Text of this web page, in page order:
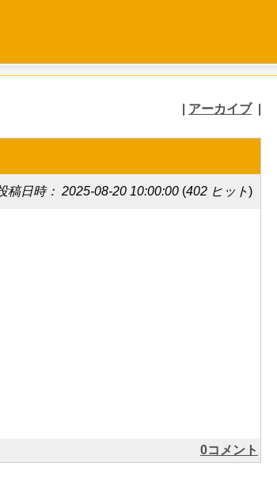
アーカイブ|
稿日時： 2025-08-20 10:00:00 (402 ヒット)
0コメント